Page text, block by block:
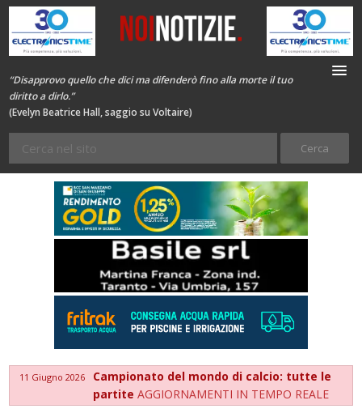
“Disapprovo quello che dici ma difenderò fino alla morte il tuo
diritto a dirlo.”
(Evelyn Beatrice Hall, saggio su Voltaire)
11 Giugno 2026
Campionato del mondo di calcio: tutte le
partiteAGGIORNAMENTI IN TEMPO REALE